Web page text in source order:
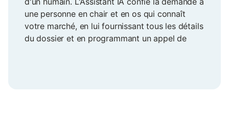
une personne en chair et en os qui connaît
votre marché, en lui fournissant tous les détails
du dossier et en programmant un appel de